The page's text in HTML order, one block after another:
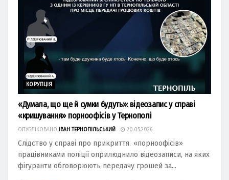
КОРУПЦІЯ
«Думала, що ще й сумки будуть»: відеозапис у справі
«кришування» порноофісів у Тернополі
ОПУБЛІКОВАНО ІВАН ТЕРНОПІЛЬСЬКИЙ 20.05.2026
Слідство у справі про прикриття «порноофісів»
працівниками поліції оприлюднило відеозаписи, на яких
фігуранти обговорюють передачу грошей за...